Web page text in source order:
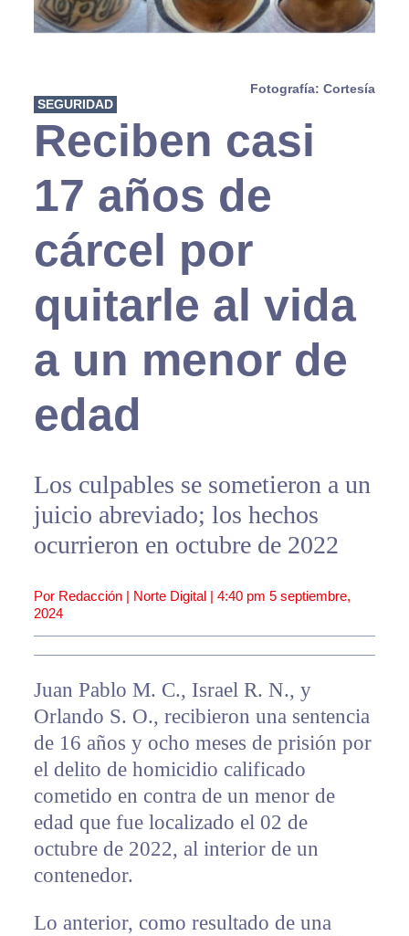
Fotografía: Cortesía
SEGURIDAD
Reciben casi
17 años de
cárcel por
quitarle al vida
a un menor de
edad
Los culpables se sometieron a un
juicio abreviado; los hechos
ocurrieron en octubre de 2022
Por Redacción | Norte Digital | 4:40 pm 5 septiembre,
2024
Juan Pablo M. C., Israel R. N., y
Orlando S. O., recibieron una sentencia
de 16 años y ocho meses de prisión por
el delito de homicidio calificado
cometido en contra de un menor de
edad que fue localizado el 02 de
octubre de 2022, al interior de un
contenedor.
Lo anterior, como resultado de una